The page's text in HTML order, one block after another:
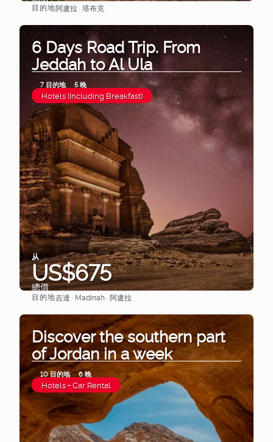
目的地阿盧拉 · 塔布克
6 Days Road Trip. From
Jeddah to Al Ula
7 目的地 5 晚
Hotels (Including Breakfast)
从
US$675
總價
查看
目的地吉達 · Madinah · 阿盧拉
Discover the southern part
of Jordan in a week
10 目的地 6 晚
Hotels + Car Rental